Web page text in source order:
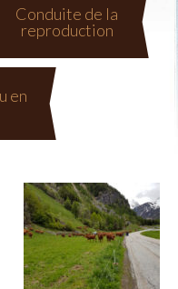
Conduite de la
reproduction
en